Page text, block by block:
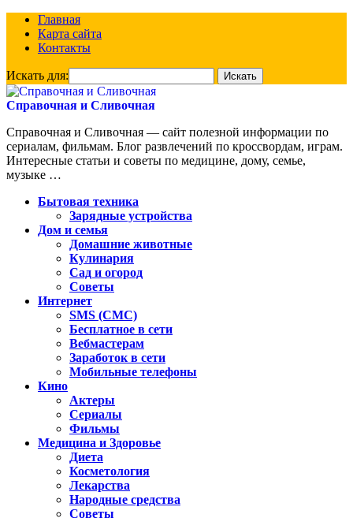
Главная
Карта сайта
Контакты
Искать для:
Справочная и Сливочная
Справочная и Сливочная — сайт полезной информации по
сериалам, фильмам. Блог развлечений по кроссвордам, играм.
Интересные статьи и советы по медицине, дому, семье,
музыке …
Бытовая техника
Зарядные устройства
Дом и семья
Домашние животные
Кулинария
Сад и огород
Советы
Интернет
SMS (СМС)
Бесплатное в сети
Вебмастерам
Заработок в сети
Мобильные телефоны
Кино
Актеры
Сериалы
Фильмы
Медицина и Здоровье
Диета
Косметология
Лекарства
Народные средства
Советы